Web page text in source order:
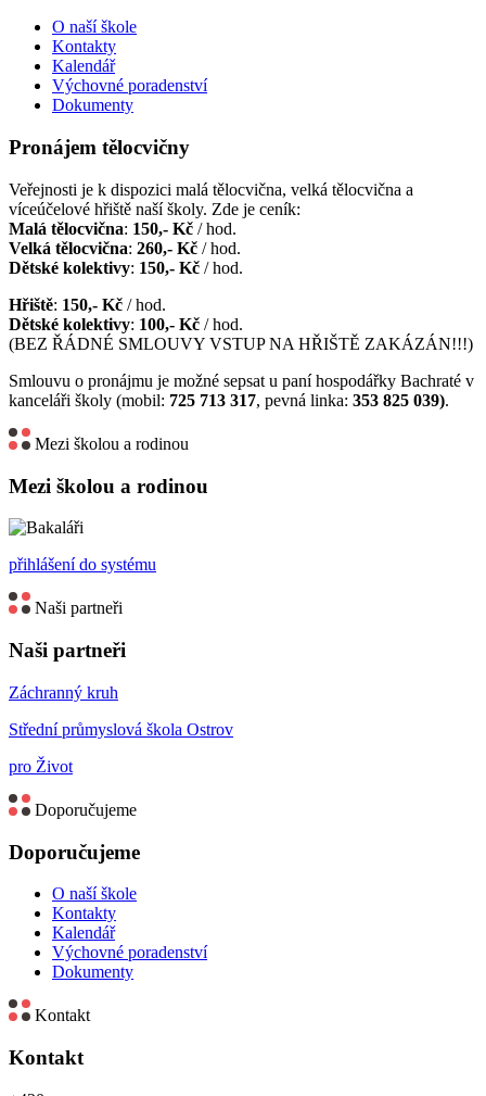
O naší škole
Kontakty
Kalendář
Výchovné poradenství
Dokumenty
Pronájem tělocvičny
Veřejnosti je k dispozici malá tělocvična, velká tělocvična a
víceúčelové hřiště naší školy. Zde je ceník:
Malá tělocvična: 150,- Kč / hod.
Velká tělocvična: 260,- Kč / hod.
Dětské kolektivy: 150,- Kč / hod.
Hřiště: 150,- Kč / hod.
Dětské kolektivy: 100,- Kč / hod.
(BEZ ŘÁDNÉ SMLOUVY VSTUP NA HŘIŠTĚ ZAKÁZÁN!!!)
Smlouvu o pronájmu je možné sepsat u paní hospodářky Bachraté v
kanceláři školy (mobil: 725 713 317, pevná linka: 353 825 039).
Mezi školou a rodinou
Mezi školou a rodinou
přihlášení do systému
Naši partneři
Naši partneři
Záchranný kruh
Střední průmyslová škola Ostrov
pro Život
Doporučujeme
Doporučujeme
O naší škole
Kontakty
Kalendář
Výchovné poradenství
Dokumenty
Kontakt
Kontakt